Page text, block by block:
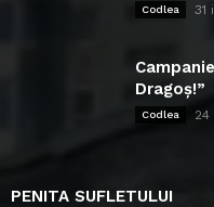
Codlea 31
Dragoș!”
Codlea 24
PENITA SUFLETULUI